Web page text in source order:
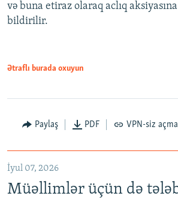
və buna etiraz olaraq aclıq aksiyasına
bildirilir.
Ətraflı burada oxuyun
Paylaş PDF VPN-siz
İyul 07, 2026
Müəllimlər üçün də